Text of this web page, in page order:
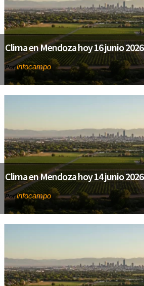
Clima en Mendoza hoy 16 junio 2026
Porinfocampo
Clima en Mendoza hoy 14 junio 2026
Porinfocampo